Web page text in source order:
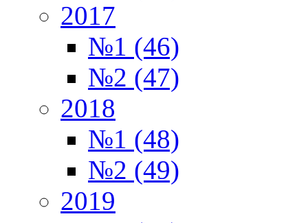
2017
№1 (46)
№2 (47)
2018
№1 (48)
№2 (49)
2019